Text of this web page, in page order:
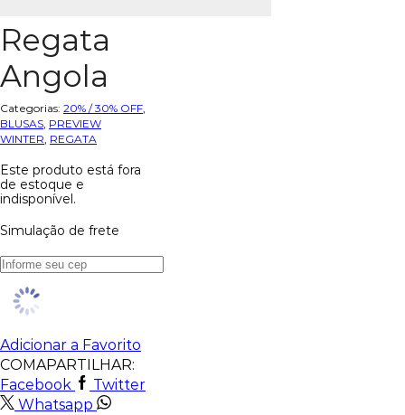
Regata
Angola
Categorias: 20% / 30% OFF
BLUSAS PREVIEW
WINTER REGATA
Este produto está fora
de estoque e
indisponível.
Simulação de frete
Adicionar a Favorito
COMAPARTILHAR:
Facebook
Twitter
Whatsapp